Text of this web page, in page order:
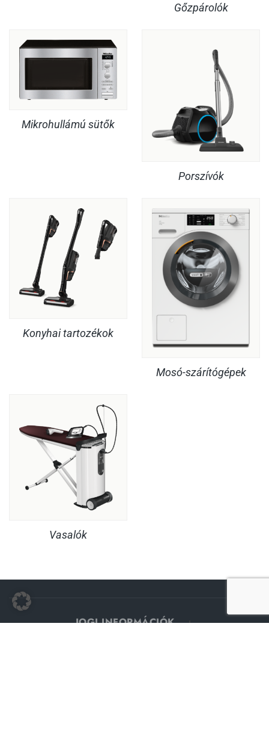
Gőzpárolók
Mikrohullámú sütők
Porszívók
Konyhai tartozékok
Mosó-szárítógépek
Vasalók
JOGI INFORMÁCIÓK